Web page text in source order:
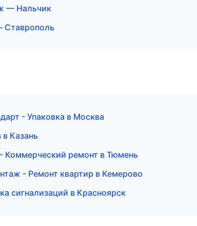
— Нальчик
Ставрополь
- Упаковка в Москва
Казань
Коммерческий ремонт в Тюмень
- Ремонт квартир в Кемерово
сигнализаций в Красноярск